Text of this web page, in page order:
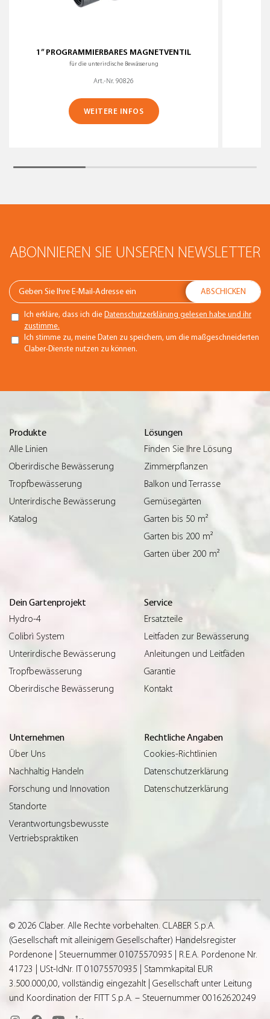
1” PROGRAMMIERBARES MAGNETVENTIL
für die unterirdische Bewässerung
Art.-Nr. 90826
WEITERE INFOS
ABONNIEREN SIE UNSEREN NEWSLETTER
Ich erkläre, dass ich die Datenschutzerklärung gelesen habe und ihr
zustimme.
Ich stimme zu, meine Daten zu speichern, um die maßgeschneiderten
Claber-Dienste nutzen zu können.
Produkte
Alle Linien
Oberirdische Bewässerung
Tropfbewässerung
Unterirdische Bewässerung
Katalog
Lösungen
Finden Sie Ihre Lösung
Zimmerpflanzen
Balkon und Terrasse
Gemüsegärten
Garten bis 50 m²
Garten bis 200 m²
Garten über 200 m²
Dein Gartenprojekt
Hydro-4
Colibrì System
Unterirdische Bewässerung
Tropfbewässerung
Oberirdische Bewässerung
Service
Ersatzteile
Leitfaden zur Bewässerung
Anleitungen und Leitfäden
Garantie
Kontakt
Unternehmen
Über Uns
Nachhaltig Handeln
Forschung und Innovation
Standorte
Verantwortungsbewusste
Vertriebspraktiken
Rechtliche Angaben
Cookies-Richtlinien
Datenschutzerklärung
Datenschutzerklärung
© 2026 Claber. Alle Rechte vorbehalten. CLABER S.p.A.
(Gesellschaft mit alleinigem Gesellschafter) Handelsregister
Pordenone | Steuernummer 01075570935 | R.E.A. Pordenone Nr.
41723 | USt-IdNr. IT 01075570935 | Stammkapital EUR
3.500.000,00, vollständig eingezahlt | Gesellschaft unter Leitung
und Koordination der FITT S.p.A. – Steuernummer 00162620249